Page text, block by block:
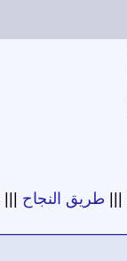
طريق النجاح